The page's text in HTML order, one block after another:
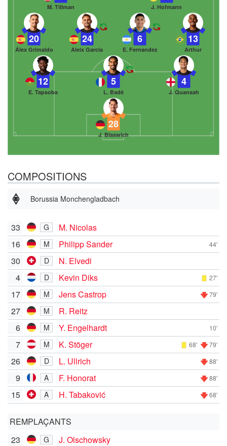
28
J. Blaswich
12
E. Tapsoba
5
L. Badé
4
J. Quansah
20
Álex Grimaldo
24
Aleix García
6
E. Fernandez
13
Arthur
M. Tillman J. Hofmann
COMPOSITIONS
Borussia Monchengladbach
33 G
M. Nicolas
16
M Philipp Sander 44'
30 D
N. Elvedi
4
D Kevin Diks 27'
17 M Jens Castrop 79'
27 M
R. Reitz
6
M Y. Engelhardt 10'
7 M K. Stöger 68' 79'
26 D L. Ullrich 88'
9 A F. Honorat 88'
15 A H. Tabaković 68'
REMPLAÇANTS
23
G
J. Olschowsky